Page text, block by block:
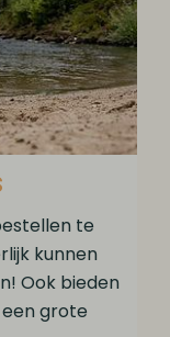
te
kunnen
Ook bieden
grote